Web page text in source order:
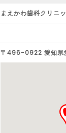
まえかわ歯科クリニ
〒496-0922 愛知県